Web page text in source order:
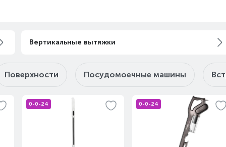
с 15 августа Под заказ
Вертикальные вытяжки
Поверхности Посудомоечные машины
0-0-24 0-0-24